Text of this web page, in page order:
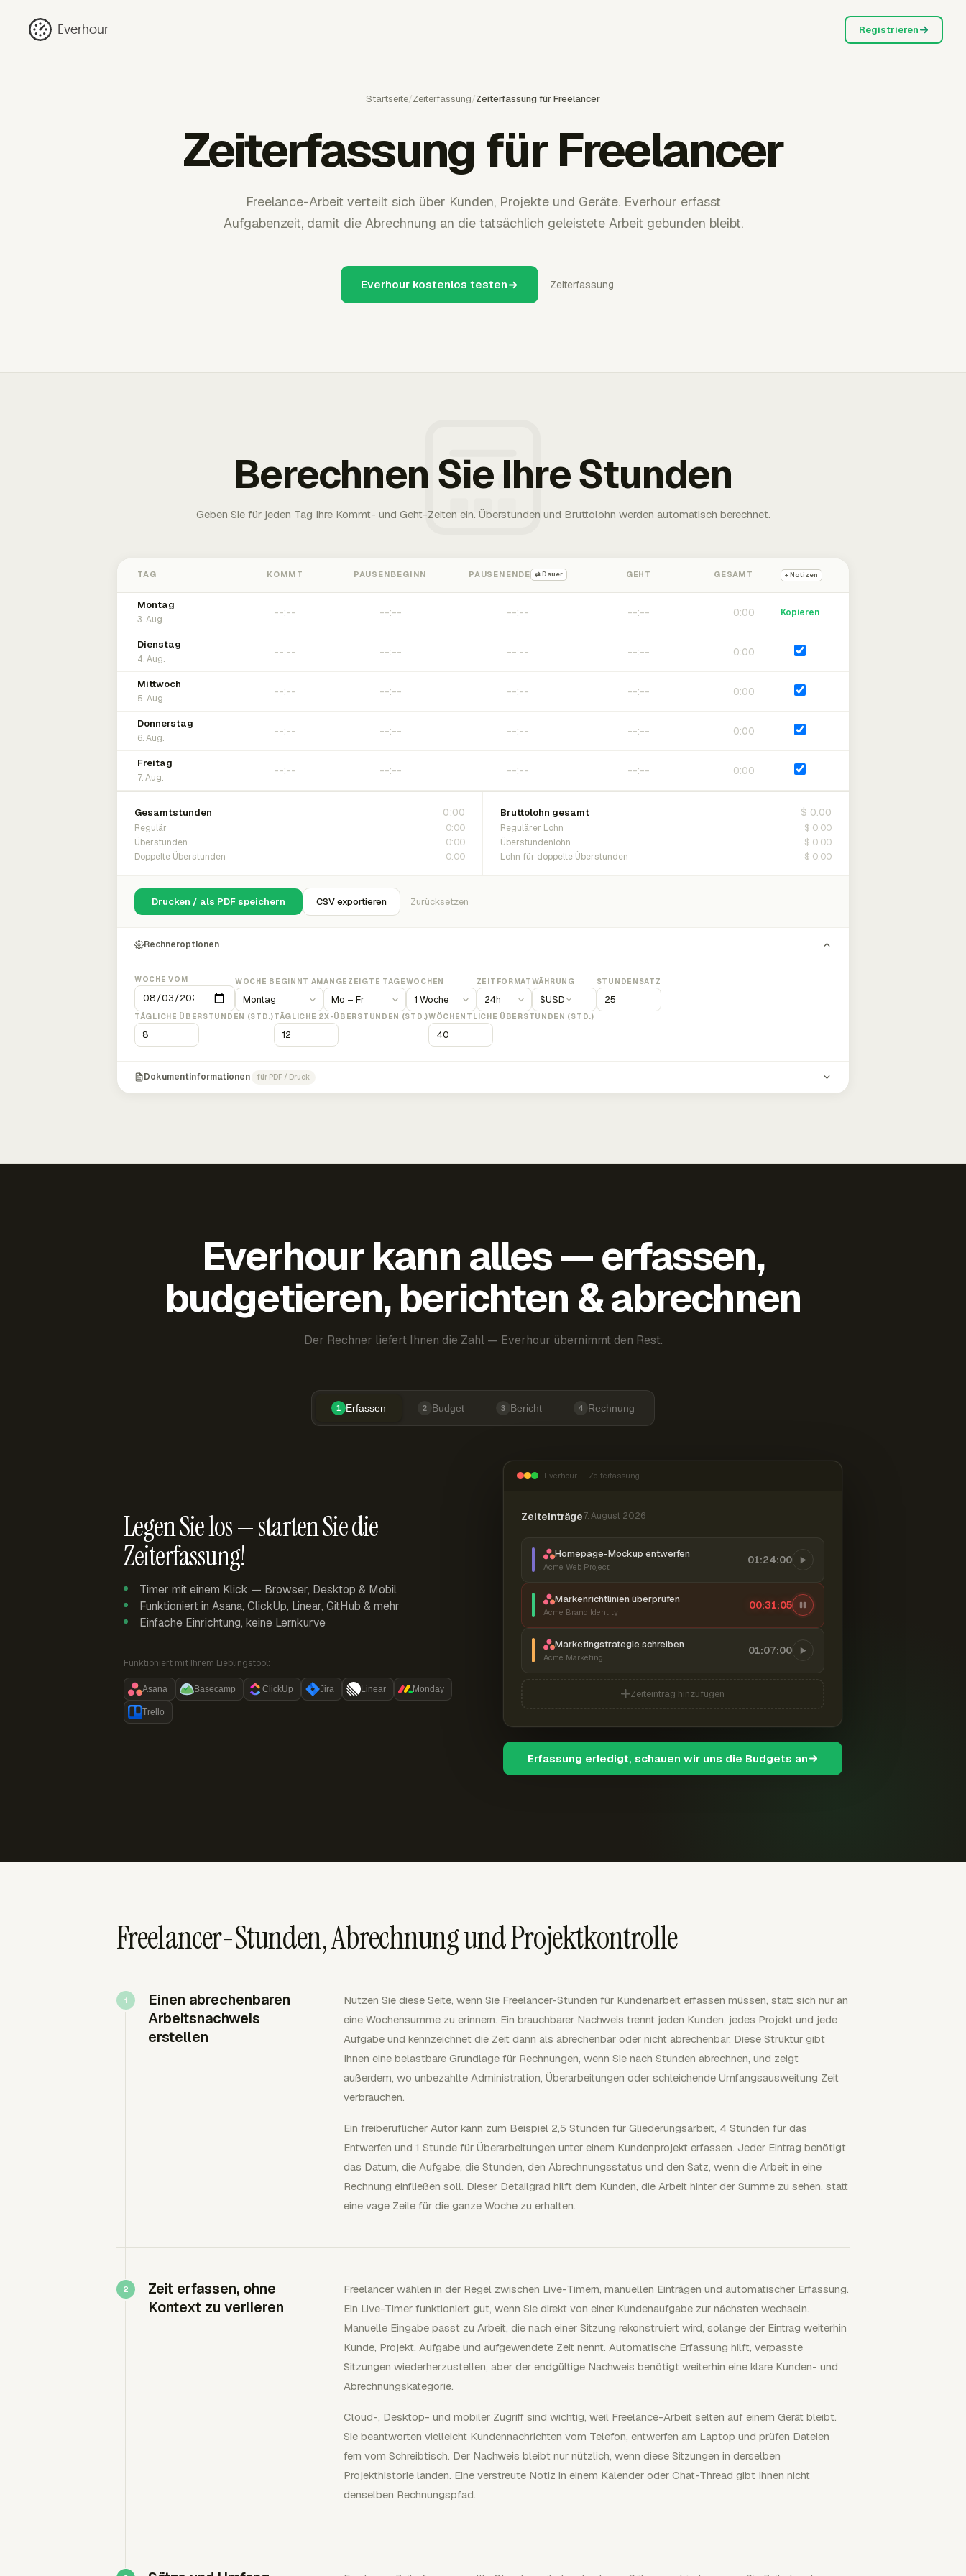
Everhour Registrieren
Startseite/Zeiterfassung/Zeiterfassung für Freelancer
Zeiterfassung für Freelancer
Freelance-Arbeit verteilt sich über Kunden, Projekte und Geräte. Everhour erfasst
Aufgabenzeit, damit die Abrechnung an die tatsächlich geleistete Arbeit gebunden bleibt.
Everhour kostenlos testen Zeiterfassung
Berechnen Sie Ihre Stunden
Geben Sie für jeden Tag Ihre Kommt- und Geht-Zeiten ein. Überstunden und Bruttolohn werden automatisch berechnet.
TAG KOMMT PAUSENBEGINN PAUSENENDE ⇄ Dauer GEHT GESAMT + Notizen
Montag
3. Aug.
0:00 Kopieren
Dienstag
4. Aug.
0:00
Mittwoch
5. Aug.
0:00
Donnerstag
6. Aug.
0:00
Freitag
7. Aug.
0:00
Gesamtstunden 0:00
Regulär 0:00
Überstunden 0:00
Doppelte Überstunden 0:00
Bruttolohn gesamt $ 0.00
Regulärer Lohn $ 0.00
Überstundenlohn $ 0.00
Lohn für doppelte Überstunden $ 0.00
Drucken / als PDF speichern CSV exportieren Zurücksetzen
Rechneroptionen
WOCHE VOM WOCHE BEGINNT AMANGEZEIGTE TAGEWOCHEN ZEITFORMATWÄHRUNG
$USD
STUNDENSATZ
TÄGLICHE ÜBERSTUNDEN (STD.)TÄGLICHE 2X-ÜBERSTUNDEN (STD.)WÖCHENTLICHE ÜBERSTUNDEN (STD.)
Dokumentinformationen für PDF / Druck
Everhour kann alles — erfassen,
budgetieren, berichten & abrechnen
Der Rechner liefert Ihnen die Zahl — Everhour übernimmt den Rest.
1 Erfassen 2 Budget 3 Bericht 4 Rechnung
Legen Sie los — starten Sie die
Zeiterfassung!
Timer mit einem Klick — Browser, Desktop & Mobil
Funktioniert in Asana, ClickUp, Linear, GitHub & mehr
Einfache Einrichtung, keine Lernkurve
Funktioniert mit Ihrem Lieblingstool:
Asana Basecamp ClickUp Jira Linear Monday
Trello
Everhour — Zeiterfassung
Zeiteinträge7. August 2026
Homepage-Mockup entwerfen
Acme Web Project
01:24:00
Markenrichtlinien überprüfen
Acme Brand Identity
00:31:06
Marketingstrategie schreiben
Acme Marketing
01:07:00
Zeiteintrag hinzufügen
Erfassung erledigt, schauen wir uns die Budgets an
Freelancer-Stunden, Abrechnung und Projektkontrolle
Einen abrechenbaren
Arbeitsnachweis
erstellen
Nutzen Sie diese Seite, wenn Sie Freelancer-Stunden für Kundenarbeit erfassen müssen, statt sich nur an
eine Wochensumme zu erinnern. Ein brauchbarer Nachweis trennt jeden Kunden, jedes Projekt und jede
Aufgabe und kennzeichnet die Zeit dann als abrechenbar oder nicht abrechenbar. Diese Struktur gibt
Ihnen eine belastbare Grundlage für Rechnungen, wenn Sie nach Stunden abrechnen, und zeigt
außerdem, wo unbezahlte Administration, Überarbeitungen oder schleichende Umfangsausweitung Zeit
verbrauchen.
Ein freiberuflicher Autor kann zum Beispiel 2,5 Stunden für Gliederungsarbeit, 4 Stunden für das
Entwerfen und 1 Stunde für Überarbeitungen unter einem Kundenprojekt erfassen. Jeder Eintrag benötigt
das Datum, die Aufgabe, die Stunden, den Abrechnungsstatus und den Satz, wenn die Arbeit in eine
Rechnung einfließen soll. Dieser Detailgrad hilft dem Kunden, die Arbeit hinter der Summe zu sehen, statt
eine vage Zeile für die ganze Woche zu erhalten.
Zeit erfassen, ohne
Kontext zu verlieren
Freelancer wählen in der Regel zwischen Live-Timern, manuellen Einträgen und automatischer Erfassung.
Ein Live-Timer funktioniert gut, wenn Sie direkt von einer Kundenaufgabe zur nächsten wechseln.
Manuelle Eingabe passt zu Arbeit, die nach einer Sitzung rekonstruiert wird, solange der Eintrag weiterhin
Kunde, Projekt, Aufgabe und aufgewendete Zeit nennt. Automatische Erfassung hilft, verpasste
Sitzungen wiederherzustellen, aber der endgültige Nachweis benötigt weiterhin eine klare Kunden- und
Abrechnungskategorie.
Cloud-, Desktop- und mobiler Zugriff sind wichtig, weil Freelance-Arbeit selten auf einem Gerät bleibt.
Sie beantworten vielleicht Kundennachrichten vom Telefon, entwerfen am Laptop und prüfen Dateien
fern vom Schreibtisch. Der Nachweis bleibt nur nützlich, wenn diese Sitzungen in derselben
Projekthistorie landen. Eine verstreute Notiz in einem Kalender oder Chat-Thread gibt Ihnen nicht
denselben Rechnungspfad.